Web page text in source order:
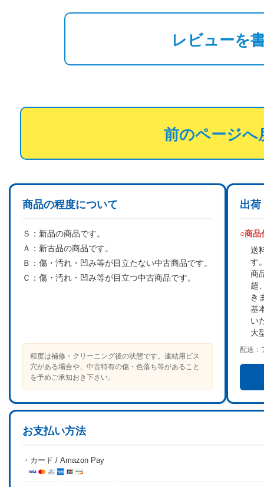
レビューを
前のページへ
商品の程度について
Ｓ： 新品の商品です。
Ａ： 新古品の商品です。
Ｂ： 傷・汚れ・凹み等が目立たない中古商品です。
Ｃ： 傷・汚れ・凹み等が目立つ中古商品です。
程度は補修・クリーニング後の状態です。連結用ビス
穴がある場合や、中古特有の傷・色落ち等があること
を予めご承知おき下さい。
出荷
○商品
送
す
商
超
き
基
い
大
配送：
お支払い方法
・カード / Amazon Pay